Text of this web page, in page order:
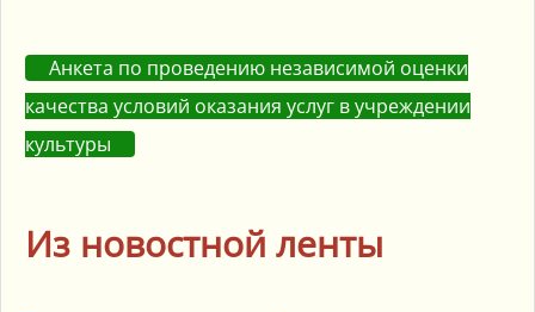
Анкета по проведению независимой оценки
качества условий оказания услуг в учреждении
культуры
Из новостной ленты